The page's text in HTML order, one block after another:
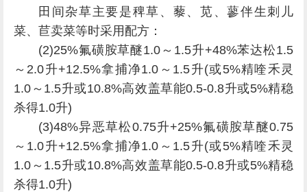
田间杂草主要是稗草、藜、苋、蓼伴生刺儿
菜、苣卖菜等时采用配方：
(2)25%氟磺胺草醚1.0～1.5升+48%苯达松1.5
～2.0升+12.5%拿捕净1.0～1.5升(或5%精喹禾灵
1.0～1.5升或10.8%高效盖草能0.5-0.8升或5%精稳
杀得1.0升)
(3)48%异恶草松0.75升+25%氟磺胺草醚0.75
～1.0升+12.5%拿捕净1.0～1.5升(或5%精喹禾灵
1.0～1.5升或10.8%高效盖草能0.5-0.8升或5%精稳
杀得1.0升)